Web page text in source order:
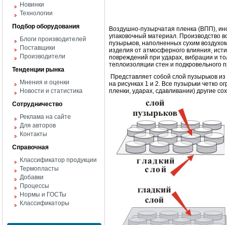
Новинки
Технологии
Подбор оборудования
Блоги производителей
Поставщики
Производители
Тенденции рынка
Мнения и оценки
Новости и статистика
Сотрудничество
Реклама на сайте
Для авторов
Контакты
Справочная
Классификатор продукции
Термопласты
Добавки
Процессы
Нормы и ГОСТы
Классификаторы
Воздушно-пузырчатая пленка (ВПП),
упаковочный материал. Производство
пузырьков, наполненных сухим
изделия от атмосферного влияния,
повреждений при ударах, вибрации и
теплоизоляции стен и подкровельного
Представляет собой слой пузырьков
на рисунках 1 и 2. Все пузырьки четко
пленки, ударах, сдавливании) другие